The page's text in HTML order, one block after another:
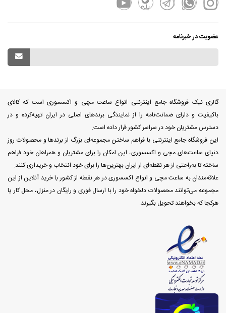
عضویت در خبرنامه
گالری نیک فروشگاه جامع اینترنتی انواع ساعت مچی و اکسسوری است که کالای
باکیفیت و دارای ضمانت‌نامه را از نمایندگی برندهای اصلی در ایران تهیه‌کرده و در
دسترس مشتریان خود در سراسر کشور قرار داده است.
این فروشگاه جامع اینترنتی با فراهم ساختن مجموعه‌ای بزرگ از برندها و محصولات روز
دنیای ساعت‌های مچی و اکسسوری، این امکان را برای مشتریان و همراهان خود فراهم
ساخته تا به‌راحتی از هر نقطه‌ای از ایران بهترین‌ها را برای خود انتخاب و خریداری کنند.
علاقه‌مندان به ساعت مچی و انواع اکسسوری در هر نقطه از کشور با خرید آنلاین از این
مجموعه می‌توانند محصولات دلخواه خود را با ارسال فوری و رایگان در منزل، محل کار یا
هرکجا که بخواهند تحویل بگیرند.